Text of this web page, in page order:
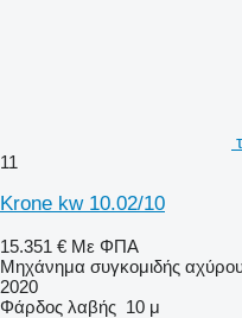
11
Krone kw 10.02/10
15.351 € Με ΦΠΑ
Μηχάνημα συγκομιδής
2020
Φάρδος λαβής 10 μ